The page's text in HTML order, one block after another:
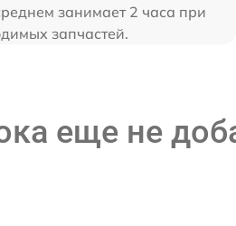
занимает 2 часа при
запчастей.
еще не